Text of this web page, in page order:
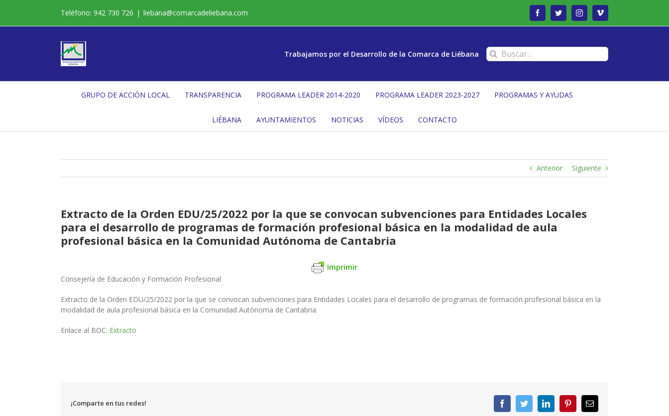
contenido
Teléfono: 942 730 726 | liebana@comarcadeliebana.com FacebookTwitterInstagramVimeo
Trabajamos por el Desarrollo de la Comarca de Liébana Buscar:
GRUPO DE ACCIÓN LOCAL TRANSPARENCIA PROGRAMA LEADER 2014-2020 PROGRAMA LEADER 2023-2027 PROGRAMAS Y AYUDAS
LIÉBANA AYUNTAMIENTOS NOTICIAS VÍDEOS CONTACTO
Anterior Siguiente
Extracto de la Orden EDU/25/2022 por la que se convocan subvenciones para Entidades Locales
para el desarrollo de programas de formación profesional básica en la modalidad de aula
profesional básica en la Comunidad Autónoma de Cantabria
Imprimir
Consejería de Educación y Formación Profesional
Extracto de la Orden EDU/25/2022 por la que se convocan subvenciones para Entidades Locales para el desarrollo de programas de formación profesional básica en la
modalidad de aula profesional básica en la Comunidad Autónoma de Cantabria.
Enlace al BOC: Extracto
¡Comparte en tus redes! FacebookTwitterLinkedInPinterestCorreo
electrónico